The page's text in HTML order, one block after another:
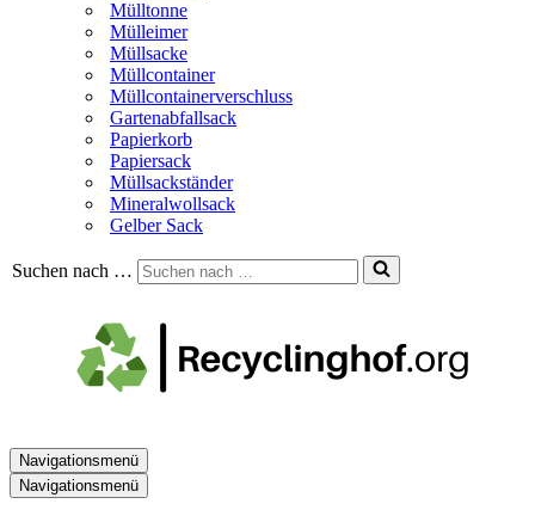
Mülltonne
Mülleimer
Müllsacke
Müllcontainer
Müllcontainerverschluss
Gartenabfallsack
Papierkorb
Papiersack
Müllsackständer
Mineralwollsack
Gelber Sack
Suchen nach …
Navigationsmenü
Navigationsmenü